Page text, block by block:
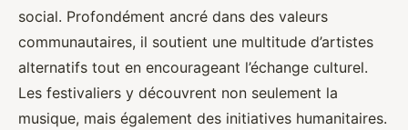
social. Profondément ancré dans des valeurs
communautaires, il soutient une multitude d’artistes
alternatifs tout en encourageant l’échange culturel.
Les festivaliers y découvrent non seulement la
musique, mais également des initiatives humanitaires.